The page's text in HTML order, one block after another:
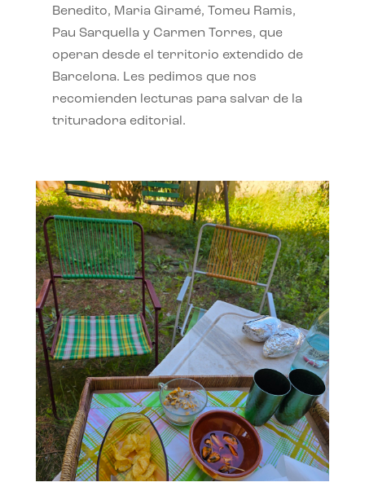
Benedito, Maria Giramé, Tomeu Ramis,
Pau Sarquella y Carmen Torres, que
operan desde el territorio extendido de
Barcelona. Les pedimos que nos
recomienden lecturas para salvar de la
trituradora editorial.